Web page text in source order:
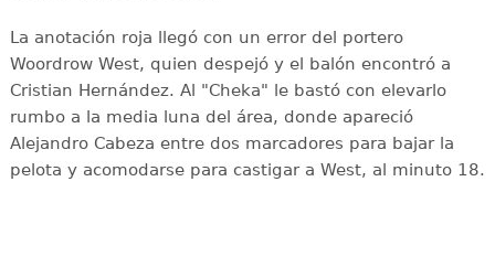
La anotación roja llegó con un error del portero
Woordrow West, quien despejó y el balón encontró a
Cristian Hernández. Al "Cheka" le bastó con elevarlo
rumbo a la media luna del área, donde apareció
Alejandro Cabeza entre dos marcadores para bajar la
pelota y acomodarse para castigar a West, al minuto 18.